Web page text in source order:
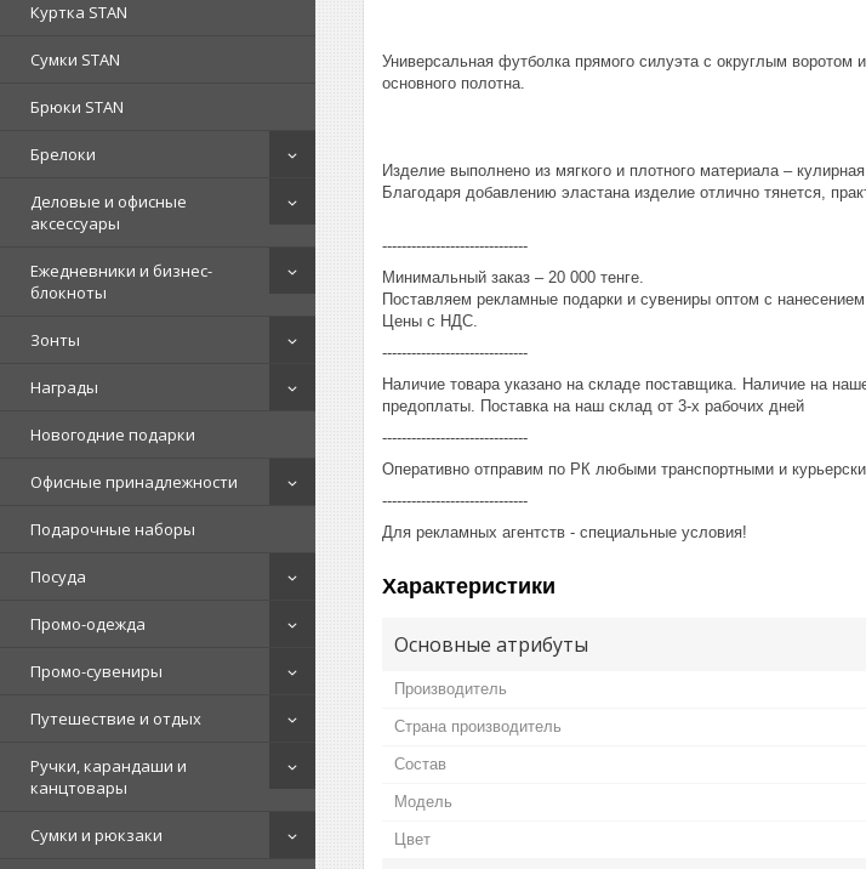
Куртка STAN
Сумки STAN
Брюки STAN
Брелоки
Деловые и офисные
аксессуары
Ежедневники и бизнес-
блокноты
Зонты
Награды
Новогодние подарки
Офисные принадлежности
Подарочные наборы
Посуда
Промо-одежда
Промо-сувениры
Путешествие и отдых
Ручки, карандаши и
канцтовары
Сумки и рюкзаки
Универсальная футболка прямого силуэта с округлым
основного полотна.
Изделие выполнено из мягкого и плотного материала –
Благодаря добавлению эластана изделие отлично тянется,
------------------------------
Минимальный заказ – 20 000 тенге.
Поставляем рекламные подарки и сувениры оптом с нанесением
Цены с НДС.
------------------------------
Наличие товара указано на складе поставщика. Наличие на
предоплаты. Поставка на наш склад от 3-x рабочих дней
------------------------------
Оперативно отправим по РК любыми транспортными и
------------------------------
Для рекламных агентств - специальные условия!
Характеристики
Основные атрибуты
Производитель
Страна производитель
Состав
Мoдель
Цвет